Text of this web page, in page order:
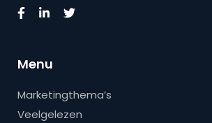
Menu
Marketingthema’s
Veelgelezen